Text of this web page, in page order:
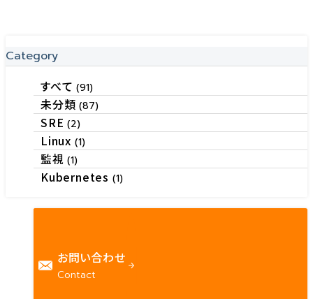
Category
すべて(91)
未分類(87)
SRE(2)
Linux (1)
監視(1)
Kubernetes (1)
お問い合わせ
Contact